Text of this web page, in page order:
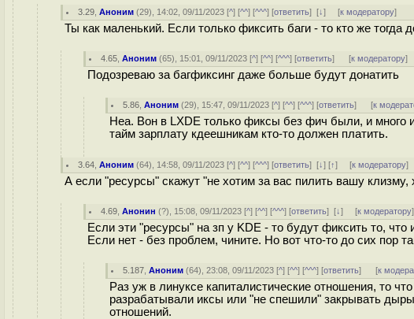
3.29 ,Аноним (29), 14:02, 09/11/2023 [^] [^^] [^^^] [ответить][↓] [к модератору]
Ты как маленький. Если только фиксить баги - то кто же тогда
4.65 ,Аноним (65), 15:01, 09/11/2023 [^] [^^] [^^^] [ответить] [к модератору]
Подозреваю за багфиксинг даже больше будут донатить
5.86 ,Аноним (29), 15:47, 09/11/2023 [^] [^^] [^^^] [ответить] [к
Неа. Вон в LXDE только фиксы без фич были, и
тайм зарплату кдеешникам кто-то должен платить.
3.64 ,Аноним (64), 14:58, 09/11/2023 [^] [^^] [^^^] [ответить][↓] [↑] [к модератору]
А если "ресурсы" скажут "не хотим за вас пилить вашу клизму,
4.69 ,Анонин (?), 15:08, 09/11/2023 [^] [^^] [^^^] [ответить][↓] [к модератору]
Если эти "ресурсы" на зп у KDE - то будут фиксить то, что
Если нет - без проблем, чините. Но вот что-то до сих пор
5.187 ,Аноним (64), 23:08, 09/11/2023 [^] [^^] [^^^] [ответить] [к
Раз уж в линуксе капиталистические отношения, то
разрабатывали иксы или "не спешили" закрывать
отношений.